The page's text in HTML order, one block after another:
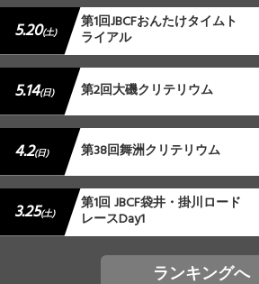
5.20(土) 第1回JBCFおんたけタイムト
ライアル
5.14(日) 第2回大磯クリテリウム
4.2(日) 第38回舞洲クリテリウム
3.25(土) 第1回 JBCF袋井・掛川ロード
レースDay1
ランキングへ